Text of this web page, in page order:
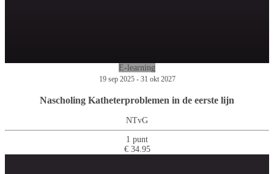
E-learning
19 sep 2025 - 31 okt 2027
Nascholing Katheterproblemen in de eerste lijn
NTvG
1 punt
€ 34.95